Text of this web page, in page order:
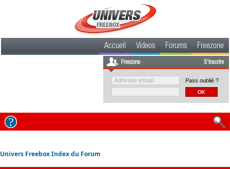
Accueil Videos Forums Freezone
Freezone S'inscrire
Pass oublié ?
Univers Freebox Index du Forum